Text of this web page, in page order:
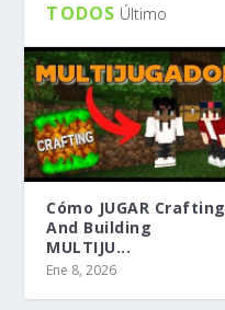
TODOS Último
Cómo JUGAR Crafting
And Building
MULTIJU...
Ene 8, 2026